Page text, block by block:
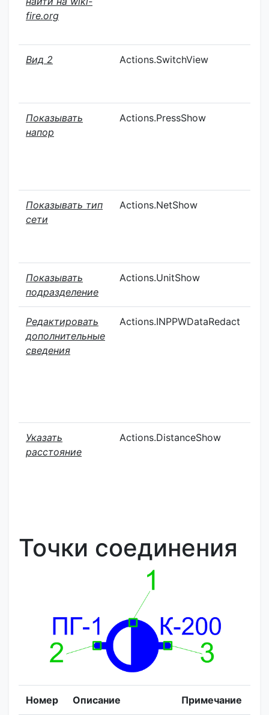
fire.org
Вид 2 Actions.SwitchView
Показывать
напор
Actions.PressShow
Показывать тип
сети
Actions.NetShow
Показывать
подразделение
Actions.UnitShow
Редактировать
дополнительные
сведения
Actions.INPPWDataRedact
Указать
расстояние
Actions.DistanceShow
Точки соединения
Номер Описание Примечание